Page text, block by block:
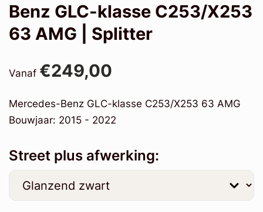
Benz GLC-klasse C253/X253
63 AMG | Splitter
Vanaf €249,00
Mercedes-Benz GLC-klasse C253/X253 63 AMG
Bouwjaar: 2015 - 2022
Street plus afwerking: